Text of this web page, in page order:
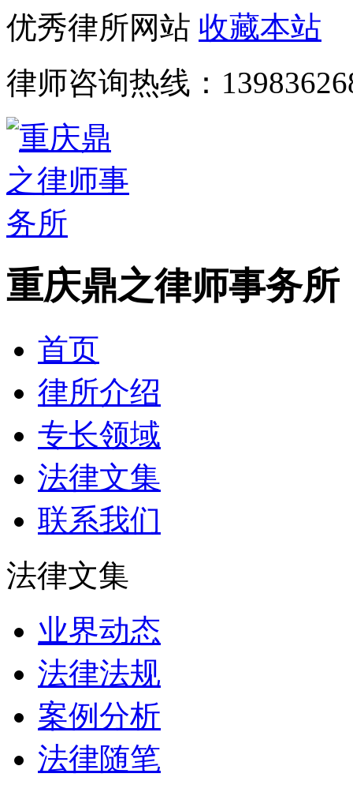
优秀律所网站 收藏本站
律师咨询热线：
重庆鼎之律师事务所
首页
律所介绍
专长领域
法律文集
联系我们
法律文集
业界动态
法律法规
案例分析
法律随笔